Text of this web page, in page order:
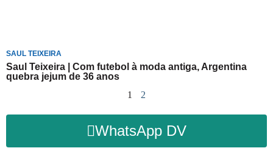
SAUL TEIXEIRA
Saul Teixeira | Com futebol à moda antiga, Argentina
quebra jejum de 36 anos
1
2
WhatsApp DV